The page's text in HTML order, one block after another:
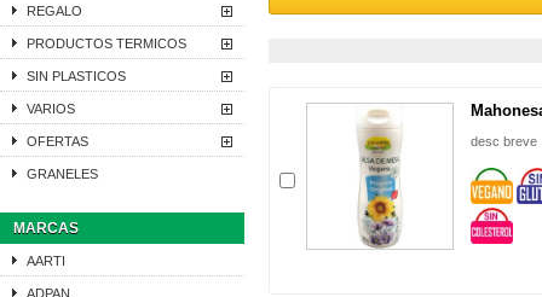
REGALO
PRODUCTOS TERMICOS
SIN PLASTICOS
VARIOS
OFERTAS
GRANELES
MARCAS
AARTI
ADPAN
desc breve